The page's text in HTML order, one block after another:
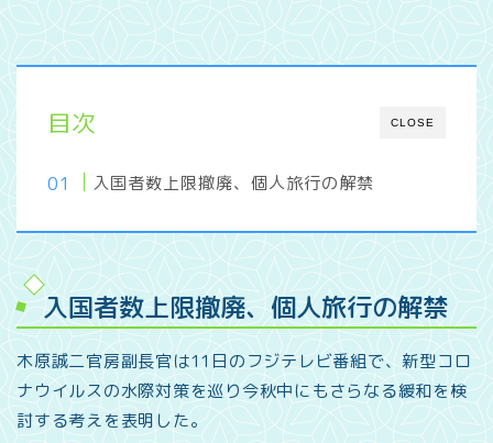
CLOSE
目次
入国者数上限撤廃、個人旅行の解禁
入国者数上限撤廃、個人旅行の解禁
木原誠二官房副長官は11日のフジテレビ番組で、新型コロ
ナウイルスの水際対策を巡り今秋中にもさらなる緩和を検
討する考えを表明した。